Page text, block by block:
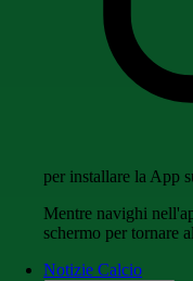
per installare la App
Mentre navighi
schermo per tornare
Notizie Calcio